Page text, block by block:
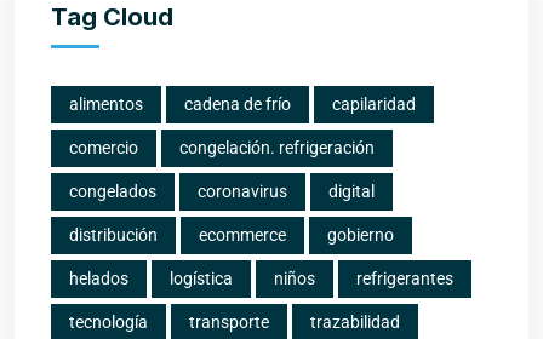
Tag Cloud
alimentos cadena de frío capilaridad
comercio congelación. refrigeración
congelados coronavirus digital
distribución ecommerce gobierno
helados logística niños refrigerantes
tecnología transporte trazabilidad